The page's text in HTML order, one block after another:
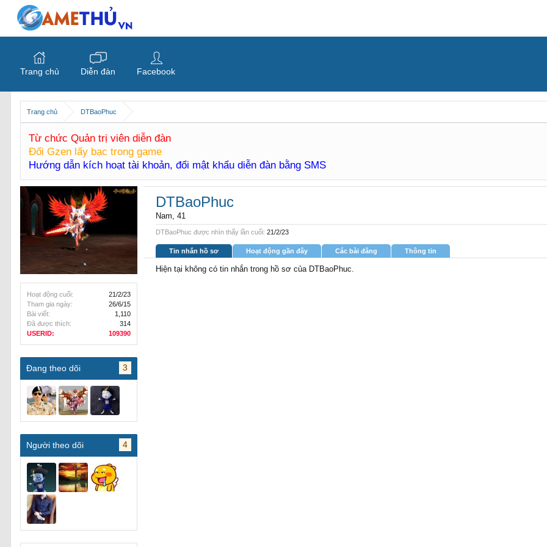
Trang chủ DTBaoPhuc
Từ chức Quản trị viên diễn đàn
Đổi Gzen lấy bạc trong game
Hướng dẫn kích hoạt tài khoản, đổi mật khẩu diễn đàn bằng SMS
Hoạt động cuối:
21/2/23
Tham gia ngày:
26/6/15
Bài viết:
1,110
Đã được thích:
314
USERID:
109390
Đang theo dõi 3
Người theo dõi 4
DTBaoPhuc
Nam, 41
DTBaoPhuc được nhìn thấy lần cuối: 21/2/23
Tin nhắn hồ sơ Hoạt động gần đây Các bài đăng Thông tin
Hiện tại không có tin nhắn trong hồ sơ của DTBaoPhuc.
Trang chủ Diễn đàn Facebook